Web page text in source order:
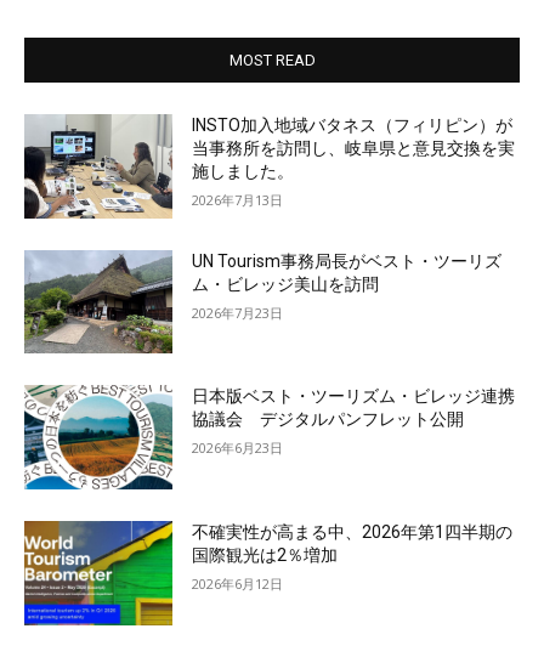
MOST READ
INSTO加入地域バタネス（フィリピン）が
当事務所を訪問し、岐阜県と意見交換を実
施しました。
2026年7月13日
UN Tourism事務局長がベスト・ツーリズ
ム・ビレッジ美山を訪問
2026年7月23日
日本版ベスト・ツーリズム・ビレッジ連携
協議会 デジタルパンフレット公開
2026年6月23日
不確実性が高まる中、2026年第1四半期の
国際観光は2％増加
2026年6月12日